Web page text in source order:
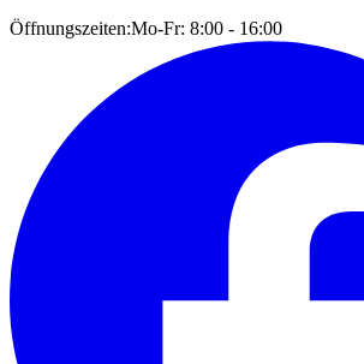
Öffnungszeiten:Mo-Fr: 8:00 - 16:00